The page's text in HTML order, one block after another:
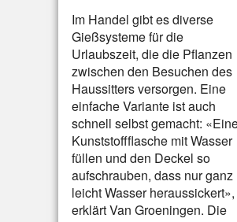
Im Handel gibt es diverse
Gießsysteme für die
Urlaubszeit, die die Pflanzen
zwischen den Besuchen des
Haussitters versorgen. Eine
einfache Variante ist auch
schnell selbst gemacht:
Kunststoffflasche mit Wasser
füllen und den Deckel so
aufschrauben, dass nur ganz
leicht Wasser heraussickert»,
erklärt Van Groeningen. Die